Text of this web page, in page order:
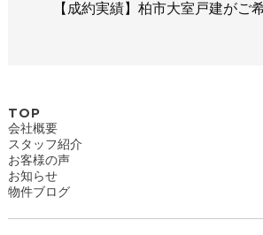
【成約実績】柏市大室戸建がご
TOP
会社概要
スタッフ紹介
お客様の声
お知らせ
物件ブログ